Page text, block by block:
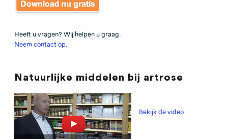
Heeft u vragen? Wij helpen u graag.
Neem contact op
Natuurlijke middelen bij artrose
Bekijk de video